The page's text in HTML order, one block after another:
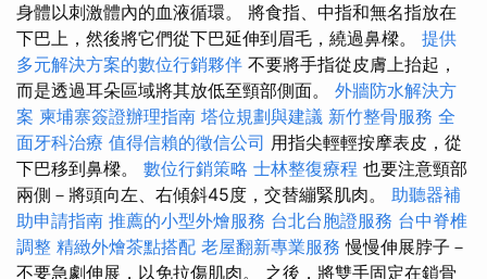
身體以刺激體內的血液循環。 將食指、中指和無名指放在
下巴上，然後將它們從下巴延伸到眉毛，繞過鼻樑。 提供
多元解決方案的數位行銷夥伴 不要將手指從皮膚上抬起，
而是透過耳朵區域將其放低至頸部側面。 外牆防水解決方
案 柬埔寨簽證辦理指南 塔位規劃與建議 新竹整骨服務 全
面牙科治療 值得信賴的徵信公司 用指尖輕輕按摩表皮，從
下巴移到鼻樑。 數位行銷策略 士林整復療程 也要注意頸部
兩側－將頭向左、右傾斜45度，交替繃緊肌肉。 助聽器補
助申請指南 推薦的小型外燴服務 台北台胞證服務 台中脊椎
調整 精緻外燴茶點搭配 老屋翻新專業服務 慢慢伸展脖子－
不要急劇伸展，以免拉傷肌肉。 之後，將雙手固定在鎖骨